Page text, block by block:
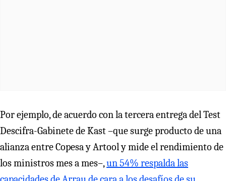
Por ejemplo, de acuerdo con la tercera entrega del Test
Descifra-Gabinete de Kast –que surge producto de una
alianza entre Copesa y Artool y mide el rendimiento de
los ministros mes a mes–,un 54% respalda las